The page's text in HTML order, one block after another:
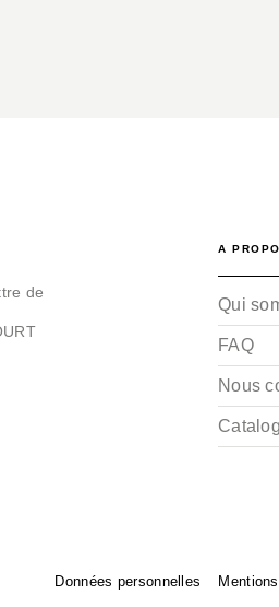
de
A
Qui
FAQ
Nous
Données personnelles